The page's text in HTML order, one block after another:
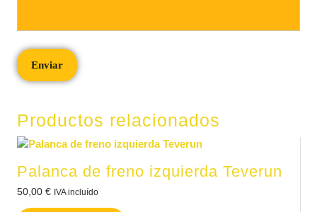
Productos relacionados
Palanca de freno izquierda Teverun
50,00 € IVA incluído